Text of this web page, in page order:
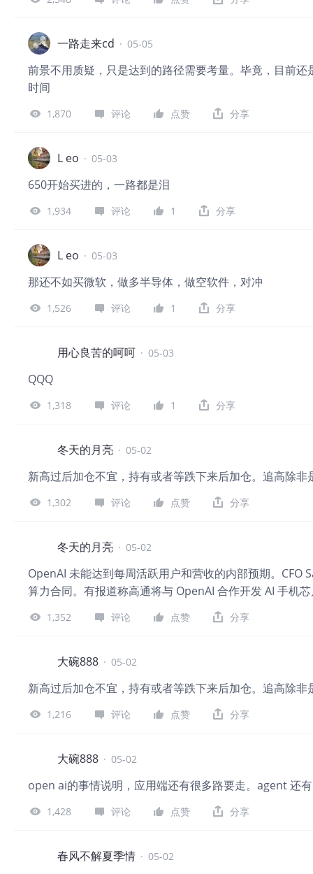
一路走来cd · 05-05
前景不用质疑，只是达到的路径需要考量。毕竟，目前
时间
1,870 评论 点赞 分享
L eo · 05-03
650开始买进的，一路都是泪
1,934 评论 1 分享
L eo · 05-03
那还不如买微软，做多半导体，做空软件，对冲
1,526 评论 1 分享
用心良苦的呵呵 · 05-03
QQQ
1,318 评论 1 分享
冬天的月亮 · 05-02
新高过后加仓不宜，持有或者等跌下来后加仓。追高除
1,302 评论 点赞 分享
冬天的月亮 · 05-02
OpenAI 未能达到每周活跃用户和营收的内部预期。
算力合同。有报道称高通将与 OpenAI 合作开发 AI 手机
1,352 评论 点赞 分享
大碗888 · 05-02
新高过后加仓不宜，持有或者等跌下来后加仓。追高除
1,216 评论 点赞 分享
大碗888 · 05-02
open ai的事情说明，应用端还有很多路要走。agent 还
1,428 评论 点赞 分享
春风不解夏季情 · 05-02